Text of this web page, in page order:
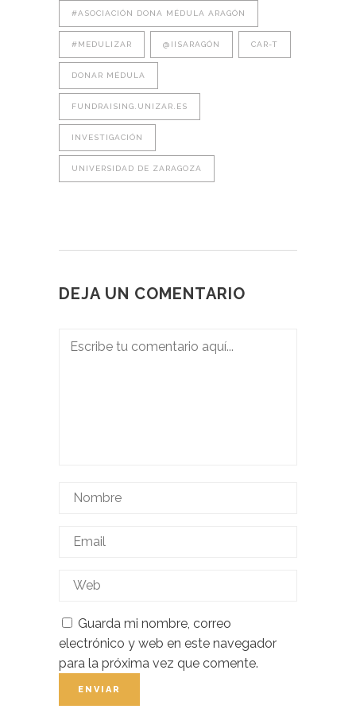
#ASOCIACIÓN DONA MÉDULA ARAGÓN
#MEDULIZAR @IISARAGÓN CAR-T
DONAR MÉDULA
FUNDRAISING.UNIZAR.ES
INVESTIGACIÓN
UNIVERSIDAD DE ZARAGOZA
DEJA UN COMENTARIO
Guarda mi nombre, correo
electrónico y web en este navegador
para la próxima vez que comente.